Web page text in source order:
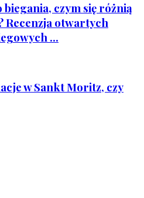
biegania, czym się różnią
Recenzja otwartych
...
w Sankt Moritz, czy